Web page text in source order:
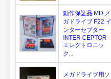
動作保証品 MD メ
ガドライブ F22 イ
ンターセプター
INTER CEPTOR
エレクトロニッ
ク...
メガドライブ用ソ